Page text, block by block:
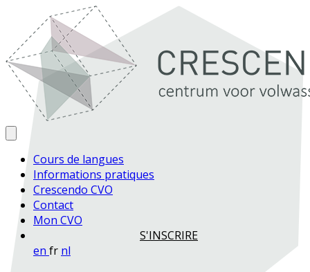
Cours de langues
Informations pratiques
Crescendo CVO
Contact
Mon CVO
S'INSCRIRE
en fr nl